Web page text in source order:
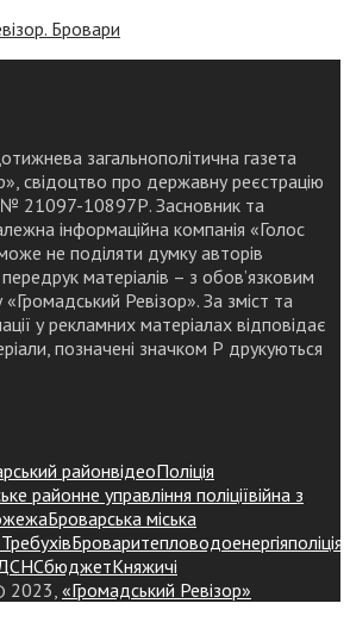
Бровари
загальнополітична газета
свідоцтво про державну реєстрацію
21097-10897Р. Засновник та
інформаційна компанія «Голос
не поділяти думку авторів
матеріалів – з обов’язковим
Ревізор». За зміст та
у рекламних матеріалах відповідає
позначені значком Р друкуються
районвідеоПоліція
районне управління поліціївійна з
Броварська міська
ТребухівБроваритепловодоенергіяполіція
бюджетКняжичі
2023, «Громадський Ревізор»